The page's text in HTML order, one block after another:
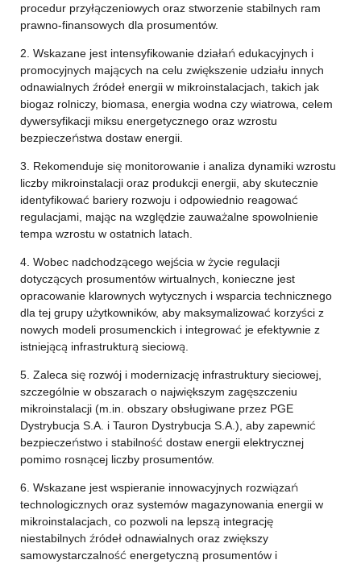
procedur przyłączeniowych oraz stworzenie stabilnych ram
prawno-finansowych dla prosumentów.
2. Wskazane jest intensyfikowanie działań edukacyjnych i
promocyjnych mających na celu zwiększenie udziału innych
odnawialnych źródeł energii w mikroinstalacjach, takich jak
biogaz rolniczy, biomasa, energia wodna czy wiatrowa, celem
dywersyfikacji miksu energetycznego oraz wzrostu
bezpieczeństwa dostaw energii.
3. Rekomenduje się monitorowanie i analiza dynamiki wzrostu
liczby mikroinstalacji oraz produkcji energii, aby skutecznie
identyfikować bariery rozwoju i odpowiednio reagować
regulacjami, mając na względzie zauważalne spowolnienie
tempa wzrostu w ostatnich latach.
4. Wobec nadchodzącego wejścia w życie regulacji
dotyczących prosumentów wirtualnych, konieczne jest
opracowanie klarownych wytycznych i wsparcia technicznego
dla tej grupy użytkowników, aby maksymalizować korzyści z
nowych modeli prosumenckich i integrować je efektywnie z
istniejącą infrastrukturą sieciową.
5. Zaleca się rozwój i modernizację infrastruktury sieciowej,
szczególnie w obszarach o największym zagęszczeniu
mikroinstalacji (m.in. obszary obsługiwane przez PGE
Dystrybucja S.A. i Tauron Dystrybucja S.A.), aby zapewnić
bezpieczeństwo i stabilność dostaw energii elektrycznej
pomimo rosnącej liczby prosumentów.
6. Wskazane jest wspieranie innowacyjnych rozwiązań
technologicznych oraz systemów magazynowania energii w
mikroinstalacjach, co pozwoli na lepszą integrację
niestabilnych źródeł odnawialnych oraz zwiększy
samowystarczalność energetyczną prosumentów i